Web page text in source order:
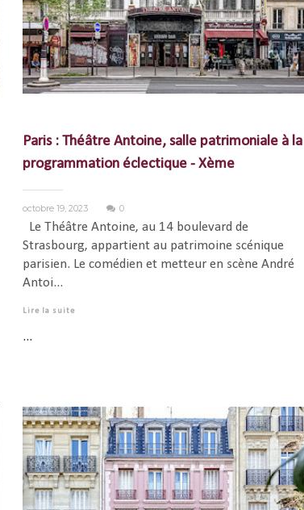
Paris : Théâtre Antoine, salle patrimoniale à la
programmation éclectique - Xème
octobre 19, 2023 0
Le Théâtre Antoine, au 14 boulevard de
Strasbourg, appartient au patrimoine scénique
parisien. Le comédien et metteur en scène André
Antoi...
Lire la suite
...